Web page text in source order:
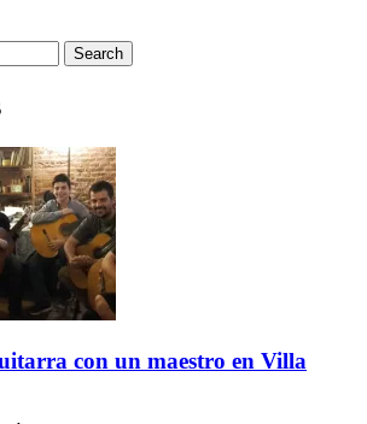
Search
con un maestro en Villa